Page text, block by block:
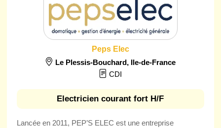
Peps Elec
Le Plessis-Bouchard, Ile-de-France
CDI
Electricien courant fort H/F
Lancée en 2011, PEP’S ELEC est une entreprise